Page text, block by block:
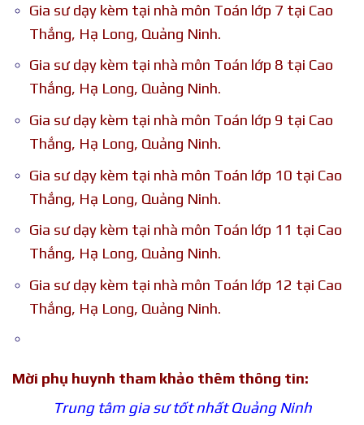
Gia sư dạy kèm tại nhà môn Toán lớp 7 tại Cao
Thắng, Hạ Long, Quảng Ninh.
Gia sư dạy kèm tại nhà môn Toán lớp 8 tại Cao
Thắng, Hạ Long, Quảng Ninh.
Gia sư dạy kèm tại nhà môn Toán lớp 9 tại Cao
Thắng, Hạ Long, Quảng Ninh.
Gia sư dạy kèm tại nhà môn Toán lớp 10 tại Cao
Thắng, Hạ Long, Quảng Ninh.
Gia sư dạy kèm tại nhà môn Toán lớp 11 tại Cao
Thắng, Hạ Long, Quảng Ninh.
Gia sư dạy kèm tại nhà môn Toán lớp 12 tại Cao
Thắng, Hạ Long, Quảng Ninh.
Mời phụ huynh tham khảo thêm thông tin:
Trung tâm gia sư tốt nhất Quảng Ninh